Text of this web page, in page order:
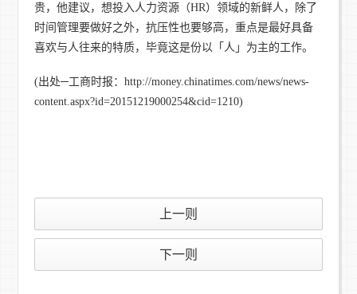
贵，他建议，想投入人力资源（HR）领域的新鲜人，除了
时间管理要做好之外，抗压性也要够高，重点是最好具备
喜欢与人往来的特质，毕竟这是份以「人」为主的工作。
(出处─工商时报：http://money.chinatimes.com/news/news-
content.aspx?id=20151219000254&cid=1210)
上一则
下一则